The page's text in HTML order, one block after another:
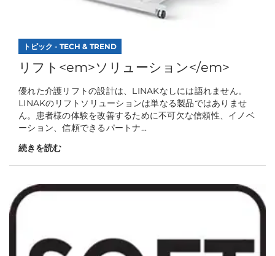
トピック - TECH & TREND
リフト<em>ソリューション</em>
優れた介護リフトの設計は、LINAKなしには語れません。
LINAKのリフトソリューションは単なる製品ではありませ
ん。患者様の体験を改善するために不可欠な信頼性、イノベ
ーション、信頼できるパートナ...
続きを読む